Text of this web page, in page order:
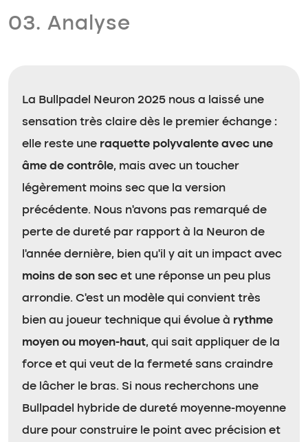
03. Analyse
La Bullpadel Neuron 2025 nous a laissé une
sensation très claire dès le premier échange :
elle reste une raquette polyvalente avec une
âme de contrôle, mais avec un toucher
légèrement moins sec que la version
précédente. Nous n’avons pas remarqué de
perte de dureté par rapport à la Neuron de
l’année dernière, bien qu’il y ait un impact avec
moins de son sec et une réponse un peu plus
arrondie. C’est un modèle qui convient très
bien au joueur technique qui évolue à rythme
moyen ou moyen-haut, qui sait appliquer de la
force et qui veut de la fermeté sans craindre
de lâcher le bras. Si nous recherchons une
Bullpadel hybride de dureté moyenne-moyenne
dure pour construire le point avec précision et